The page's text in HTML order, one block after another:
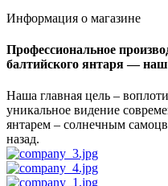
Информация о магазине
Профессиональное
балтийского янтаря —
Наша главная цель –
уникальное видение
янтарем – солнечным
назад.